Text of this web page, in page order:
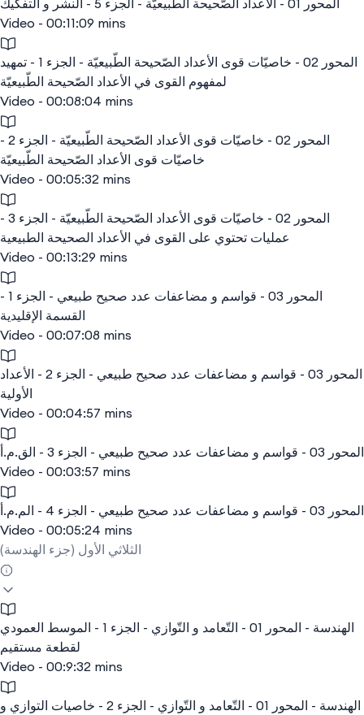
المحور 01 - الأعداد الصّحيحة الطّبيعيّة - الجزء 5 - النشر و التفكيك
Video - 00:11:09 mins
المحور 02 - خاصيّات قوى الأعداد الصّحيحة الطّبيعيّة - الجزء 1 - تمهيد
لمفهوم القوى في الأعداد الصّحيحة الطّبيعيّة
Video - 00:08:04 mins
المحور 02 - خاصيّات قوى الأعداد الصّحيحة الطّبيعيّة - الجزء 2 -
خاصيّات قوى الأعداد الصّحيحة الطّبيعيّة
Video - 00:05:32 mins
المحور 02 - خاصيّات قوى الأعداد الصّحيحة الطّبيعيّة - الجزء 3 -
عمليات تحتوي على القوى في الأعداد الصحيحة الطبيعية
Video - 00:13:29 mins
المحور 03 - قواسم و مضاعفات عدد صحيح طبيعي - الجزء 1 -
القسمة الإقليدية
Video - 00:07:08 mins
المحور 03 - قواسم و مضاعفات عدد صحيح طبيعي - الجزء 2 - الأعداد
الأولية
Video - 00:04:57 mins
المحور 03 - قواسم و مضاعفات عدد صحيح طبيعي - الجزء 3 - الق.م.أ
Video - 00:03:57 mins
المحور 03 - قواسم و مضاعفات عدد صحيح طبيعي - الجزء 4 - الم.م.أ
Video - 00:05:24 mins
الثلاثي الأول (جزء الهندسة)
الهندسة - المحور 01 - التّعامد و التّوازي - الجزء 1 - الموسط العمودي
لقطعة مستقيم
Video - 00:9:32 mins
الهندسة - المحور 01 - التّعامد و التّوازي - الجزء 2 - خاصيات التوازي و